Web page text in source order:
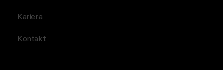
Kariera
Kontakt